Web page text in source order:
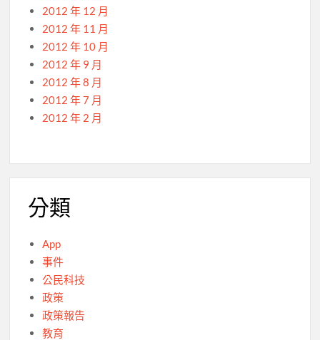
2012 年 12 月
2012 年 11 月
2012 年 10 月
2012 年 9 月
2012 年 8 月
2012 年 7 月
2012 年 2 月
分類
App
事件
公民科技
政策
政策報告
教育